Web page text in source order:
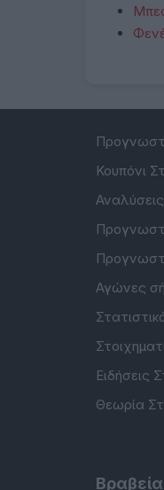
Κουπόνι
Αγώνες
Ειδήσεις
Θεωρία